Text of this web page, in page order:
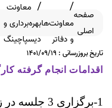
صفحه
اصلی
معاونت‌ها
و دفاتر
معاونت
بهره‌برداری و
دیسپاچینگ
تاریخ بروزرسانی : 1401/09/19
اقدامات انجام گرفته
1-برگزاری